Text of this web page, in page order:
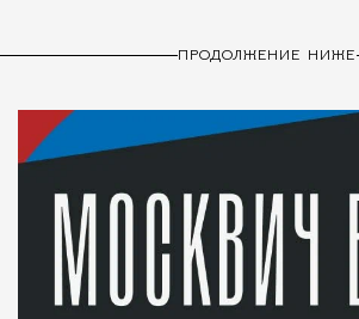
ПРОДОЛЖЕНИЕ НИЖЕ